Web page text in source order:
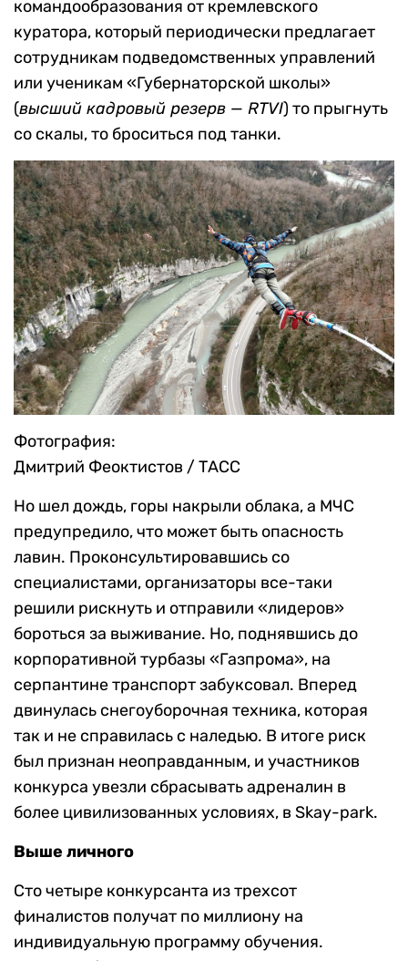
командообразования от кремлевского
куратора, который периодически предлагает
сотрудникам подведомственных управлений
или ученикам «Губернаторской школы»
(высший кадровый резерв — RTVI) то прыгнуть
со скалы, то броситься под танки.
Фотография:
Дмитрий Феоктистов / ТАСС
Но шел дождь, горы накрыли облака, а МЧС
предупредило, что может быть опасность
лавин. Проконсультировавшись со
специалистами, организаторы все-таки
решили рискнуть и отправили «лидеров»
бороться за выживание. Но, поднявшись до
корпоративной турбазы «Газпрома», на
серпантине транспорт забуксовал. Вперед
двинулась снегоуборочная техника, которая
так и не справилась с наледью. В итоге риск
был признан неоправданным, и участников
конкурса увезли сбрасывать адреналин в
более цивилизованных условиях, в Skay-park.
Выше личного
Сто четыре конкурсанта из трехсот
финалистов получат по миллиону на
индивидуальную программу обучения.